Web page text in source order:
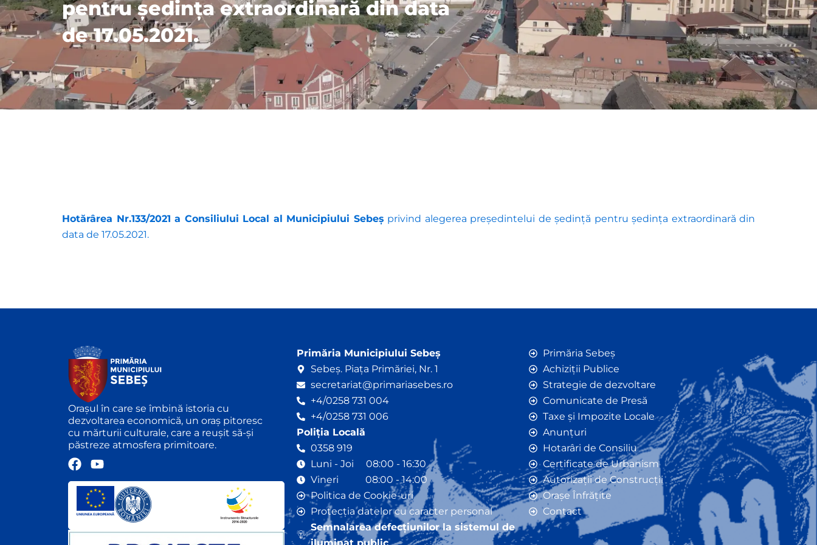
pentru ședința extraordinară din data
de 17.05.2021.
Hotărârea Nr.133/2021 a Consiliului Local al Municipiului Sebeș privind alegerea președintelui de ședință pentru ședința extraordinară din
data de 17.05.2021.
Orașul în care se îmbină istoria cu
dezvoltarea economică, un oraș pitoresc
cu mărturii culturale, care a reușit să-și
păstreze atmosfera primitoare.
F
c
b
o
Y
u
t
u
b
Primăria Municipiului Sebeș
Sebeș. Piața Primăriei, Nr. 1
secretariat@primariasebes.ro
+4/0258 731 004
+4/0258 731 006
Poliția Locală
0358 919
Luni - Joi 08:00 - 16:30
Vineri 08:00 - 14:00
Politica de Cookie-uri
Protecția datelor cu caracter personal
Semnalarea defecțiunilor la sistemul de
Primăria Sebeș
Achiziții Publice
Strategie de dezvoltare
Comunicate de Presă
Taxe și Impozite Locale
Anunțuri
Hotarâri de Consiliu
Certificate de Urbanism
Autorizații de Construcții
Orașe Înfrățite
Contact